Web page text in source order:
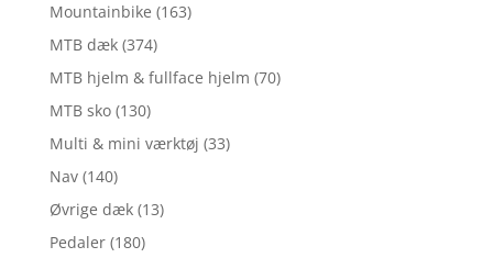
Mountainbike (163)
MTB dæk (374)
MTB hjelm & fullface hjelm (70)
MTB sko (130)
Multi & mini værktøj (33)
Nav (140)
Øvrige dæk (13)
Pedaler (180)